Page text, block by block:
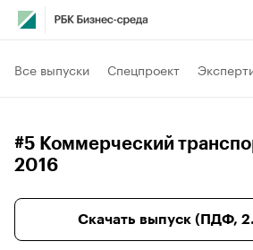
Все выпуски Спецпроект
#5 Коммерческий
2016
Скачать выпуск (ПДФ,